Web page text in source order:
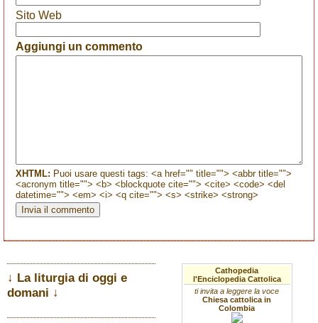
Sito Web
Aggiungi un commento
XHTML: Puoi usare questi tags: <a href="" title=""> <abbr title="">
<acronym title=""> <b> <blockquote cite=""> <cite> <code> <del
datetime=""> <em> <i> <q cite=""> <s> <strike> <strong>
↓ La liturgia di oggi e
domani ↓
Cathopedia
l'Enciclopedia Cattolica
ti invita a leggere la voce
Chiesa cattolica in
Colombia